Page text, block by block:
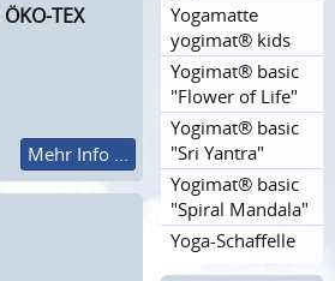
ÖKO-TEX
Mehr Info ...
Yogamatte
yogimat® kids
Yogimat® basic
"Flower of Life"
Yogimat® basic
"Sri Yantra"
Yogimat® basic
"Spiral Mandala"
Yoga-Schaffelle